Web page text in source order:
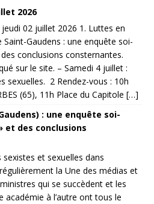
2026
02 juillet 2026 1. Luttes en
Gaudens : une enquête soi-
conclusions consternantes.
sur le site. – Samedi 4 juillet :
sexuelles. 2 Rendez-vous : 10h
(65), 11h Place du Capitole […]
: une enquête soi-
et des conclusions
sexistes et sexuelles dans
la Une des médias et
qui se succèdent et les
académie à l’autre ont tous le